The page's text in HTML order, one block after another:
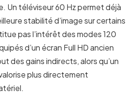
Un téléviseur 60 Hz permet déjà
stabilité d’image sur certains
pas l’intérêt des modes 120
d’un écran Full HD ancien
des gains indirects, alors qu’un
plus directement